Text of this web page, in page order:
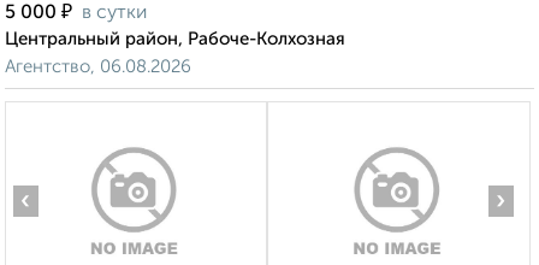
5 000 ₽ в сутки
Центральный район, Рабоче-Колхозная
Агентство, 06.08.2026
‹ ›